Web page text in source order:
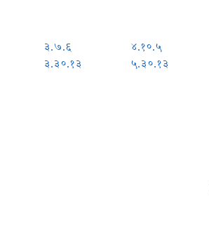
३.७.६
३.३०.१३
४.१०.५
५.३०.१३